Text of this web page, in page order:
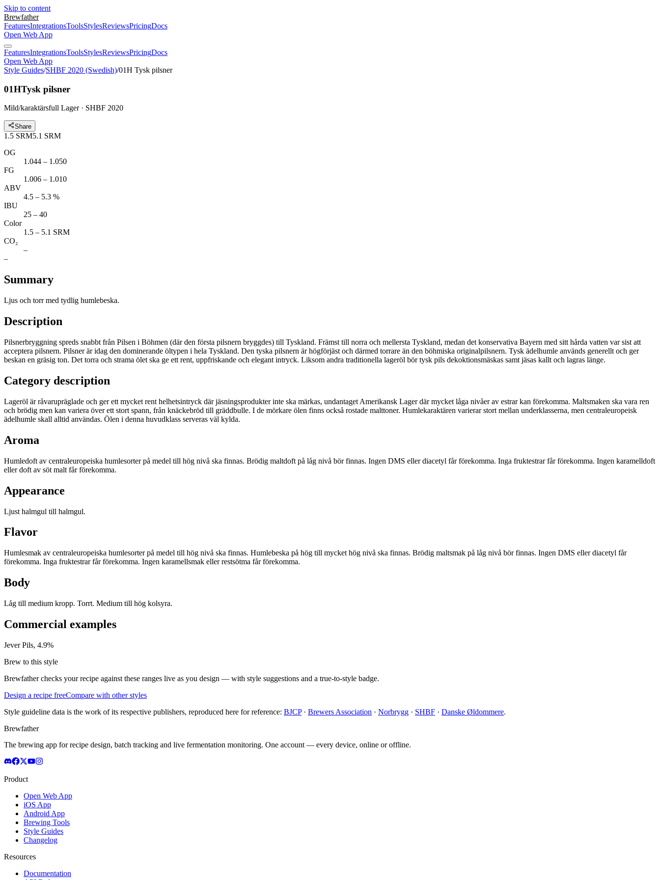
Skip to content
Brewfather
FeaturesIntegrationsToolsStylesReviewsPricingDocs
Open Web App
FeaturesIntegrationsToolsStylesReviewsPricingDocs
Open Web App
Style Guides/SHBF 2020 (Swedish)/01H Tysk pilsner
01HTysk pilsner
Mild/karaktärsfull Lager · SHBF 2020
Share
1.5 SRM5.1 SRM
OG
1.044 – 1.050
FG
1.006 – 1.010
ABV
4.5 – 5.3 %
IBU
25 – 40
Color
1.5 – 5.1 SRM
CO₂
–
–
Summary
Ljus och torr med tydlig humlebeska.
Description
Pilsnerbryggning spreds snabbt från Pilsen i Böhmen (där den första pilsnern bryggdes) till Tyskland. Främst till norra och mellersta Tyskland, medan det konservativa Bayern med sitt hårda vatten var sist att
acceptera pilsnern. Pilsner är idag den dominerande öltypen i hela Tyskland. Den tyska pilsnern är högförjäst och därmed torrare än den böhmiska originalpilsnern. Tysk ädelhumle används generellt och ger
beskan en gräsig ton. Det torra och strama ölet ska ge ett rent, uppfriskande och elegant intryck. Liksom andra traditionella lageröl bör tysk pils dekoktionsmäskas samt jäsas kallt och lagras länge.
Category description
Lageröl är råvarupräglade och ger ett mycket rent helhetsintryck där jäsningsprodukter inte ska märkas, undantaget Amerikansk Lager där mycket låga nivåer av estrar kan förekomma. Maltsmaken ska vara ren
och brödig men kan variera över ett stort spann, från knäckebröd till gräddbulle. I de mörkare ölen finns också rostade malttoner. Humlekaraktären varierar stort mellan underklasserna, men centraleuropeisk
ädelhumle skall alltid användas. Ölen i denna huvudklass serveras väl kylda.
Aroma
Humledoft av centraleuropeiska humlesorter på medel till hög nivå ska finnas. Brödig maltdoft på låg nivå bör finnas. Ingen DMS eller diacetyl får förekomma. Inga fruktestrar får förekomma. Ingen karamelldoft
eller doft av söt malt får förekomma.
Appearance
Ljust halmgul till halmgul.
Flavor
Humlesmak av centraleuropeiska humlesorter på medel till hög nivå ska finnas. Humlebeska på hög till mycket hög nivå ska finnas. Brödig maltsmak på låg nivå bör finnas. Ingen DMS eller diacetyl får
förekomma. Inga fruktestrar får förekomma. Ingen karamellsmak eller restsötma får förekomma.
Body
Låg till medium kropp. Torrt. Medium till hög kolsyra.
Commercial examples
Jever Pils, 4.9%
Brew to this style
Brewfather checks your recipe against these ranges live as you design — with style suggestions and a true-to-style badge.
Design a recipe freeCompare with other styles
Style guideline data is the work of its respective publishers, reproduced here for reference: BJCP· Brewers Association · Norbrygg · SHBF · Danske Øldommere.
Brewfather
The brewing app for recipe design, batch tracking and live fermentation monitoring. One account — every device, online or offline.
Product
Open Web App
iOS App
Android App
Brewing Tools
Style Guides
Changelog
Resources
Documentation